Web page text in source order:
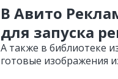
В Авито
для запуска
А также в библиотеке
готовые изображения